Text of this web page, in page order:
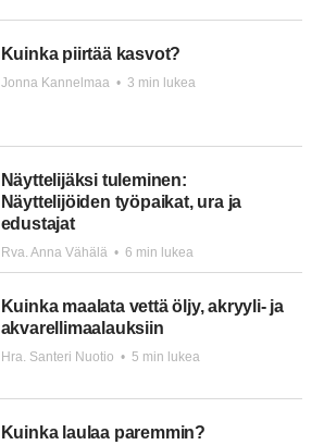
Kuinka piirtää kasvot?
Jonna Kannelmaa • 3 min lukea
Näyttelijäksi tuleminen:
Näyttelijöiden työpaikat, ura ja
edustajat
Rva. Anna Vähälä • 6 min lukea
Kuinka maalata vettä öljy, akryyli- ja
akvarellimaalauksiin
Hra. Santeri Nuotio • 5 min lukea
Kuinka laulaa paremmin?